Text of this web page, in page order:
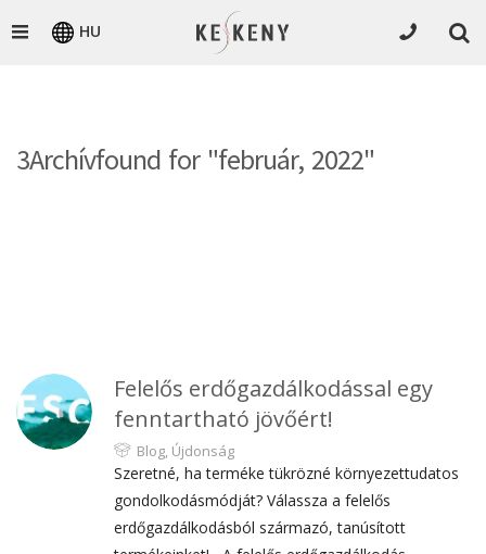
HU
3Archívfound for "február, 2022"
Felelős erdőgazdálkodással egy
fenntartható jövőért!
Blog, Újdonság
Szeretné, ha terméke tükrözné környezettudatos
gondolkodásmódját? Válassza a felelős
erdőgazdálkodásból származó, tanúsított